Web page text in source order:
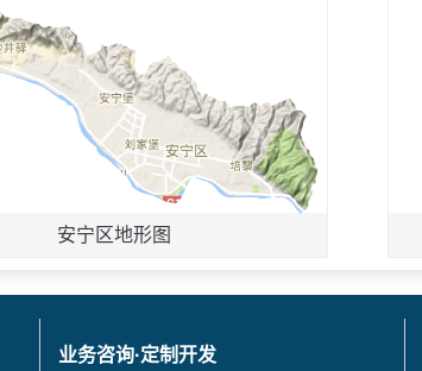
安宁区地形图
业务咨询·定制开发